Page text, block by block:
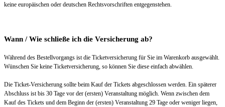
keine europäischen oder deutschen Rechtsvorschriften entgegenstehen.
Wann / Wie schließe ich die Versicherung ab?
Während des Bestellvorgangs ist die Ticketversicherung für Sie im Warenkorb ausgewählt.
Wünschen Sie keine Ticketversicherung, so können Sie diese einfach abwählen.
Die Ticket-Versicherung sollte beim Kauf der Tickets abgeschlossen werden. Ein späterer
Abschluss ist bis 30 Tage vor der (ersten) Veranstaltung möglich. Wenn zwischen dem
Kauf des Tickets und dem Beginn der (ersten) Veranstaltung 29 Tage oder weniger liegen,